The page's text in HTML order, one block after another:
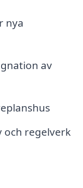
nya
av
och regelverk